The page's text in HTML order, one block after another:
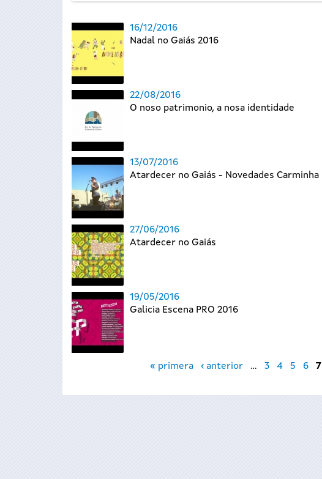
16/12/2016
Nadal no Gaiás 2016
22/08/2016
O noso patrimonio, a nosa identidade
13/07/2016
Atardecer no Gaiás - Novedades Carminha
27/06/2016
Atardecer no Gaiás
19/05/2016
Galicia Escena PRO 2016
« primera ‹ anterior … 3 4 5 6 7